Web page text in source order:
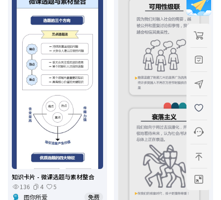
知识卡片 - 微课选题与素材整合
136
4
5
图你所爱
免费